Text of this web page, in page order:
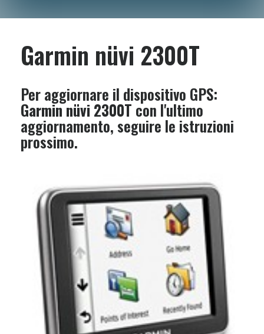
Garmin nüvi 2300T
Per aggiornare il dispositivo GPS:
Garmin nüvi 2300T con l'ultimo
aggiornamento, seguire le istruzioni
prossimo.